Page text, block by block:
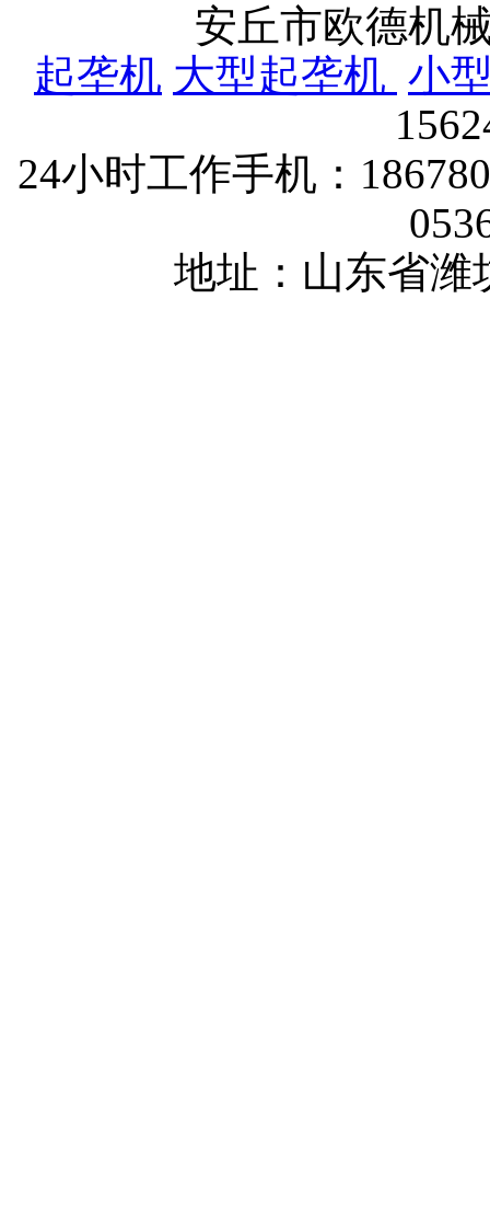
安丘市欧德机
起垄机 大型起垄机 小
24小时工作手机：
地址：山东省